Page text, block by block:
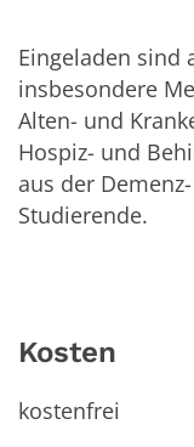
Eingeladen sind
insbesondere
Alten- und
Hospiz- und
aus der
Studierende.
Kosten
kostenfrei